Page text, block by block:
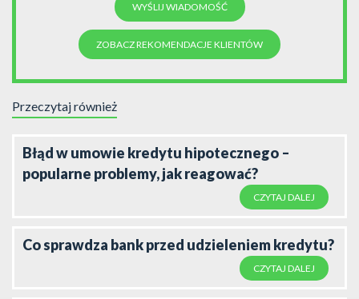
ZOBACZ REKOMENDACJE KLIENTÓW
Przeczytaj również
Błąd w umowie kredytu hipotecznego –
popularne problemy, jak reagować?
CZYTAJ DALEJ
Co sprawdza bank przed udzieleniem kredytu?
CZYTAJ DALEJ